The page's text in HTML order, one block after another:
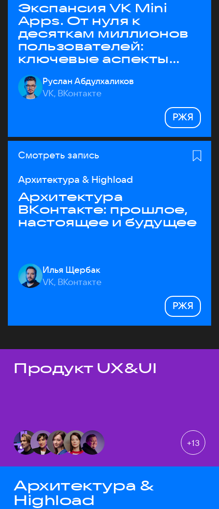
Экспансия VK Mini
Apps. От нуля к
десяткам миллионов
пользователей:
ключевые аспекты
архитектуры
Руслан Абдулхаликов
VK, ВКонтакте
РЖЯ
Смотреть запись
Архитектура & Highload
Архитектура
ВКонтакте: прошлое,
настоящее и будущее
Илья Щербак
VK, ВКонтакте
РЖЯ
Темы докладов
Продукт UX&UI
+13
Архитектура &
Highload